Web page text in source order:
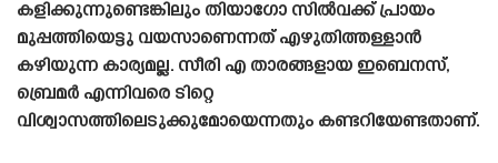
കളിക്കുന്നുണ്ടെങ്കിലും തിയാഗോ സിൽവക്ക് പ്രായം
മുപ്പത്തിയെട്ടു വയസാണെന്നത് എഴുതിത്തള്ളാൻ
കഴിയുന്ന കാര്യമല്ല. സീരി എ താരങ്ങളായ ഇബെനസ്,
ബ്രെമർ എന്നിവരെ ടിറ്റെ
വിശ്വാസത്തിലെടുക്കുമോയെന്നതും കണ്ടറിയേണ്ടതാണ്.